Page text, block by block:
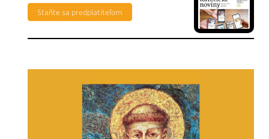
Staňte sa predplatiteľom